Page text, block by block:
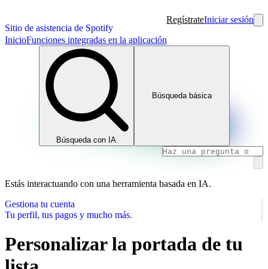
Sitio de asistencia de Spotify
RegístrateIniciar sesión
InicioFunciones integradas en la aplicación
Búsqueda con IA
Búsqueda básica
Estás interactuando con una herramienta basada en IA.
Gestiona tu cuenta
Tu perfil, tus pagos y mucho más.
Personalizar la portada de tu